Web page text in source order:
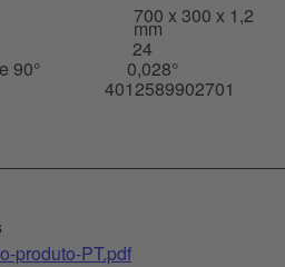
700 x 300 x 1,2
mm
24
90° 0,028°
4012589902701
produto-PT.pdf